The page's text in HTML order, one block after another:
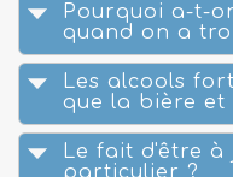
Pourquoi a-t-
quand on a
Les alcools
que la bière et
Le fait d'être
particulier ?